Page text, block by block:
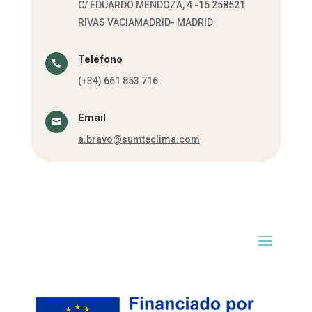
C/ EDUARDO MENDOZA, 4 -15258521
RIVAS VACIAMADRID- MADRID
 Teléfono
(+34) 661 853 716
 Email
a.bravo@sumteclima.com